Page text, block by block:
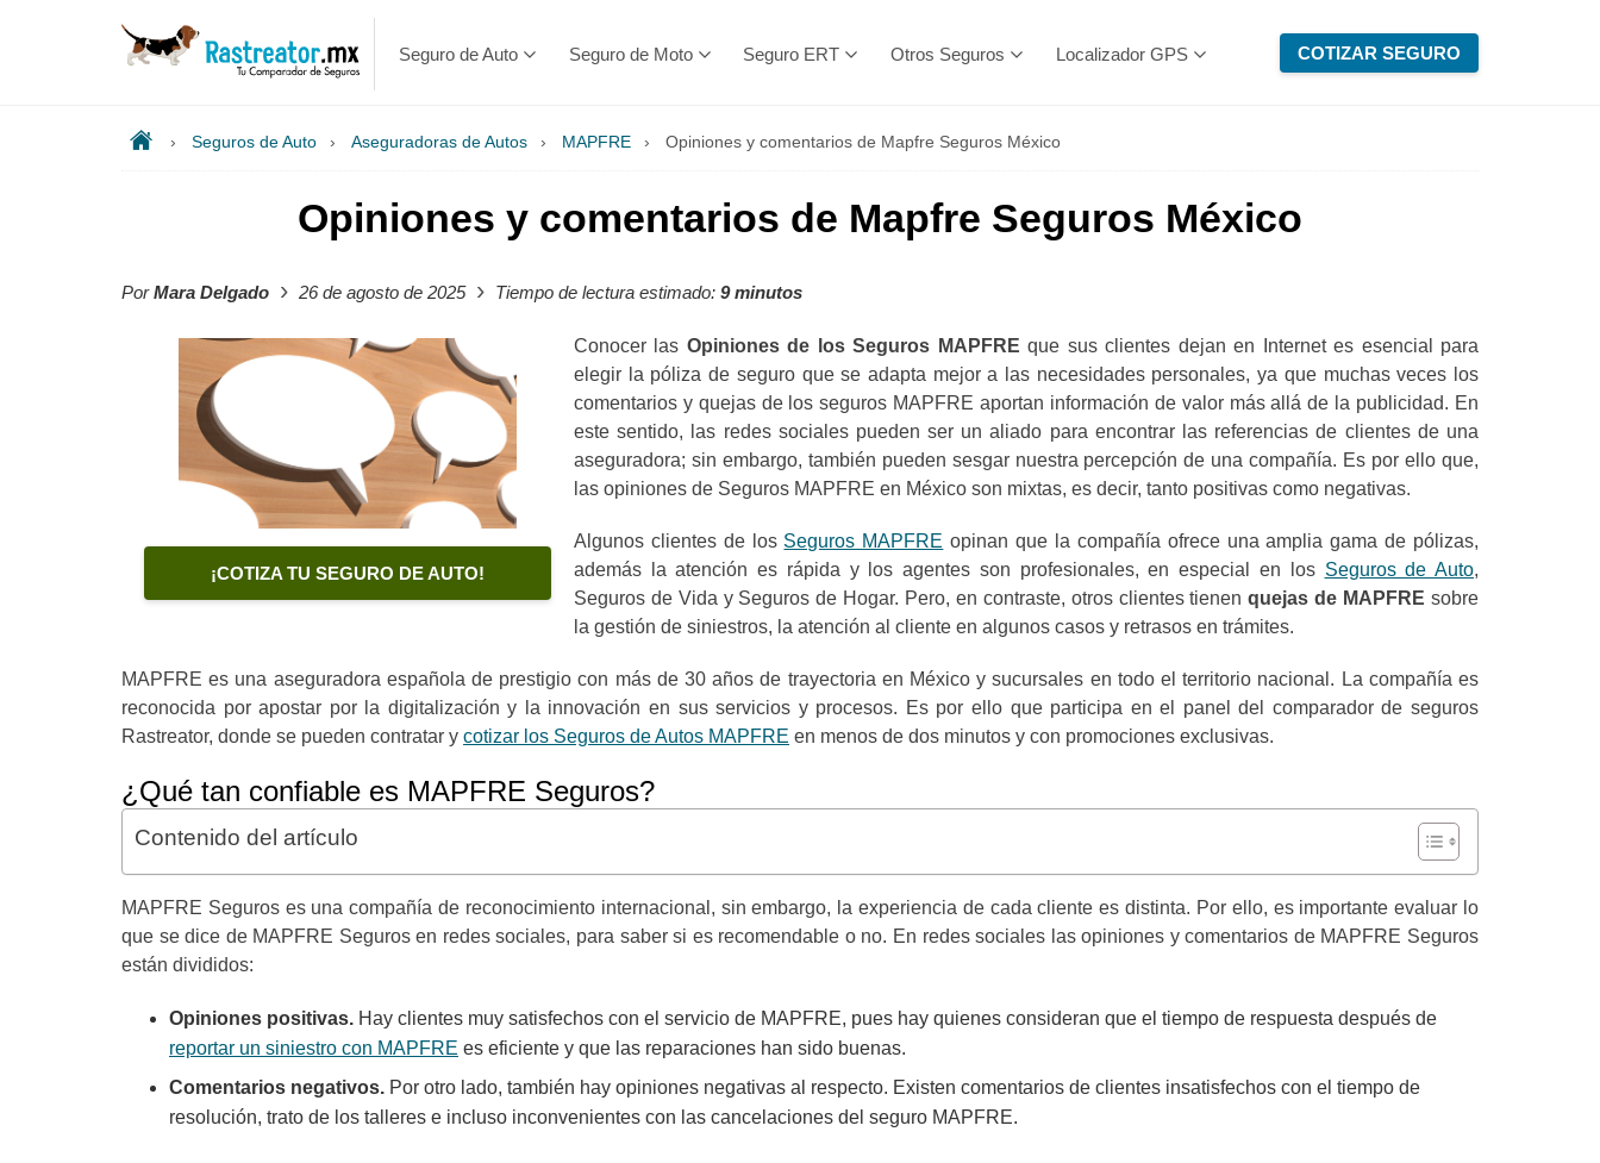
Seguro de Auto Seguro de Moto Seguro ERT Otros Seguros Localizador GPS COTIZAR SEGURO
› Seguros de Auto › Aseguradoras de Autos › MAPFRE › Opiniones y comentarios de Mapfre Seguros México
Opiniones y comentarios de Mapfre Seguros México
PorMara Delgado › 26 de agosto de 2025 › Tiempo de lectura estimado: 9 minutos
¡COTIZA TU SEGURO DE AUTO!
Conocer las Opiniones de los Seguros MAPFRE que sus clientes dejan en Internet es esencial para
elegir la póliza de seguro que se adapta mejor a las necesidades personales, ya que muchas veces los
comentarios y quejas de los seguros MAPFRE aportan información de valor más allá de la publicidad. En
este sentido, las redes sociales pueden ser un aliado para encontrar las referencias de clientes de una
aseguradora; sin embargo, también pueden sesgar nuestra percepción de una compañía. Es por ello que,
las opiniones de Seguros MAPFRE en México son mixtas, es decir, tanto positivas como negativas.
Algunos clientes de los Seguros MAPFRE opinan que la compañía ofrece una amplia gama de pólizas,
además la atención es rápida y los agentes son profesionales, en especial en los Seguros de Auto,
Seguros de Vida y Seguros de Hogar. Pero, en contraste, otros clientes tienen quejas de MAPFRE sobre
la gestión de siniestros, la atención al cliente en algunos casos y retrasos en trámites.
MAPFRE es una aseguradora española de prestigio con más de 30 años de trayectoria en México y sucursales en todo el territorio nacional. La compañía es
reconocida por apostar por la digitalización y la innovación en sus servicios y procesos. Es por ello que participa en el panel del comparador de seguros
Rastreator, donde se pueden contratar y cotizar los Seguros de Autos MAPFRE en menos de dos minutos y con promociones exclusivas.
¿Qué tan confiable es MAPFRE Seguros?
Contenido del artículo
MAPFRE Seguroses una compañía de reconocimiento internacional, sin embargo, la experiencia de cada cliente es distinta. Por ello, es importante evaluar lo
que se dice de MAPFRE Seguros en redes sociales, para saber si es recomendable o no. En redes sociales las opiniones y comentarios de MAPFRE Seguros
están divididos:
Opiniones positivas. Hay clientes muy satisfechos con el servicio de MAPFRE, pues hay quienes consideran que el tiempo de respuesta después de
reportar un siniestro con MAPFRE es eficiente y que las reparaciones han sido buenas.
Comentarios negativos. Por otro lado, también hay opiniones negativas al respecto. Existen comentarios de clientes insatisfechos con el tiempo de
resolución, trato de los talleres e incluso inconvenientes con las cancelaciones del seguro MAPFRE.